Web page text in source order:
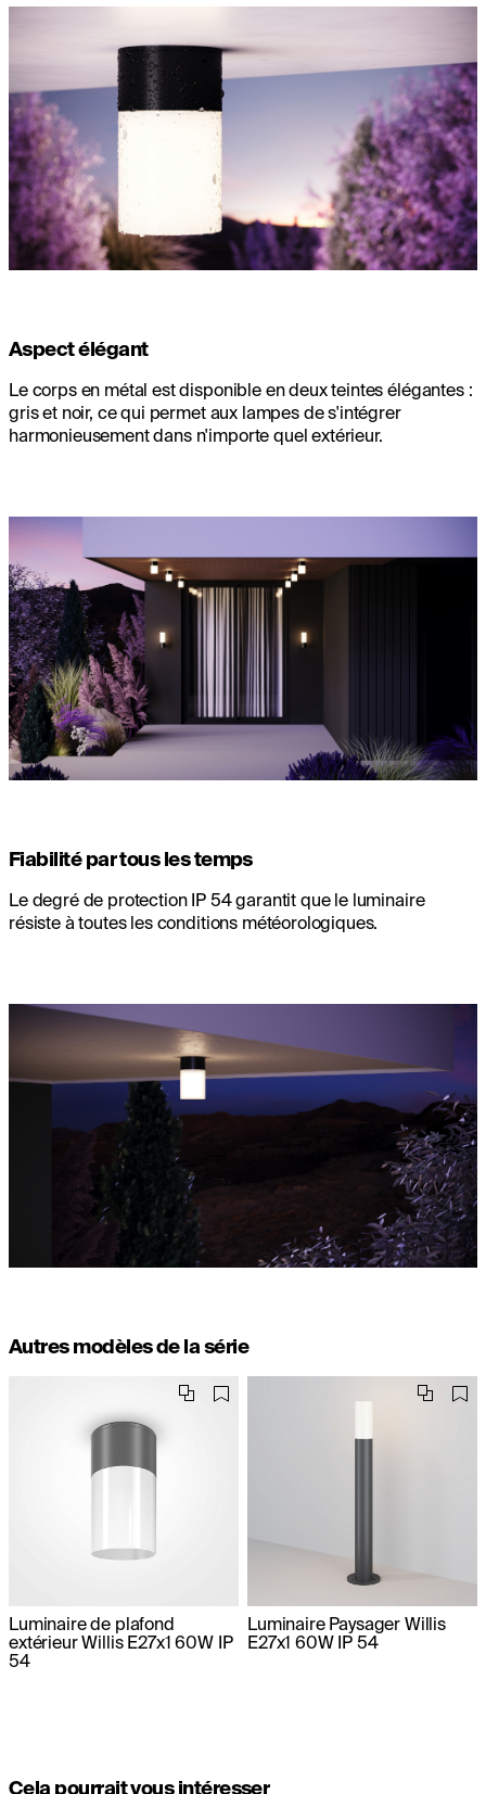
Aspect élégant
Le corps en métal est disponible en deux teintes élégantes :
gris et noir, ce qui permet aux lampes de s'intégrer
harmonieusement dans n'importe quel extérieur.
Fiabilité par tous les temps
Le degré de protection IP 54 garantit que le luminaire
résiste à toutes les conditions météorologiques.
Autres modèles de la série
Luminaire de plafond
extérieur Willis E27x1 60W IP
54
Luminaire Paysager Willis
E27x1 60W IP 54
Cela pourrait vous intéresser